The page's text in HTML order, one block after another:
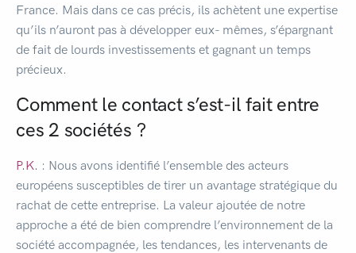
France. Mais dans ce cas précis, ils achètent une expertise
qu’ils n’auront pas à développer eux- mêmes, s’épargnant
de fait de lourds investissements et gagnant un temps
précieux.
Comment le contact s’est-il fait entre
ces 2 sociétés ?
P.K. : Nous avons identifié l’ensemble des acteurs
européens susceptibles de tirer un avantage stratégique du
rachat de cette entreprise. La valeur ajoutée de notre
approche a été de bien comprendre l’environnement de la
société accompagnée, les tendances, les intervenants de